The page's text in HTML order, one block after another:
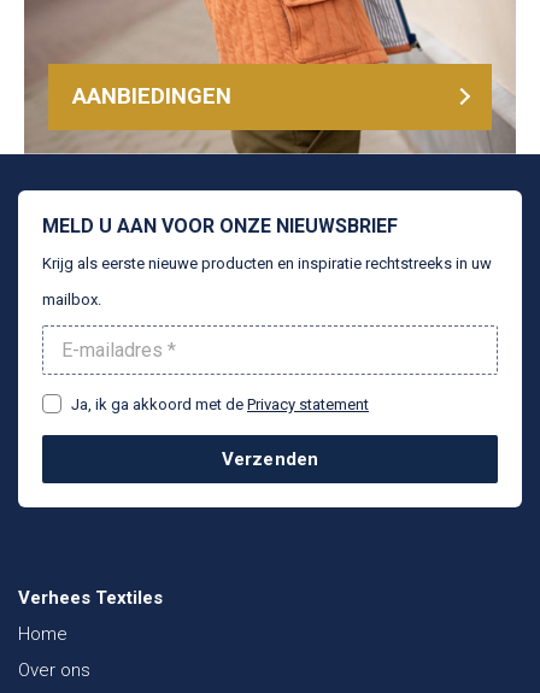
AANBIEDINGEN
MELD U AAN VOOR ONZE NIEUWSBRIEF
Krijg als eerste nieuwe producten en inspiratie rechtstreeks in uw
mailbox.
Ja, ik ga akkoord met de Privacy statement
Verzenden
Verhees Textiles
Home
Over ons